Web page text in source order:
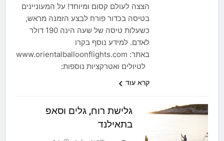
הצצה לעולם קסום ומיוחד! על המעוניינים
בטיסה בכדור פורח לבצע הזמנה מראש,
כשעלות טיסה של שעה הינה 190 דולר
לאדם. למידע נוסף בקרו
באתר: www.orientalballoonflights.com
לטיולים ואטרקציות נוספות:
קרא עוד
גלישת רוח, גלים וסאפ
בתאילנד